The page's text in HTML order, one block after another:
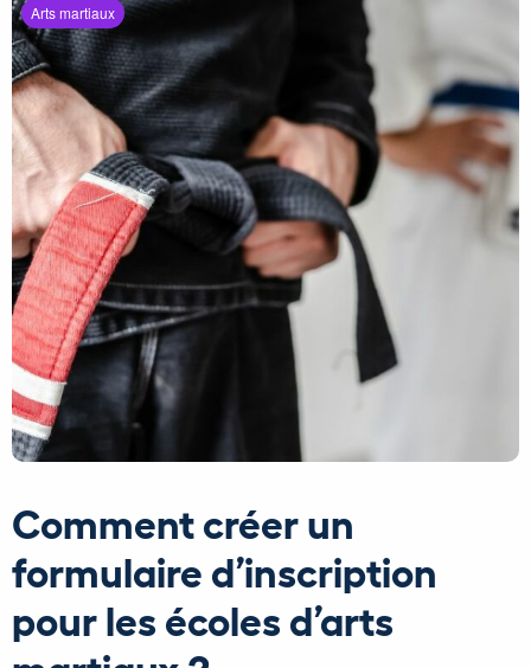
Arts martiaux
Comment créer un
formulaire d’inscription
pour les écoles d’arts